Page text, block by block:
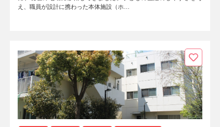
え、職員が設計に携わった本体施設（ホ…